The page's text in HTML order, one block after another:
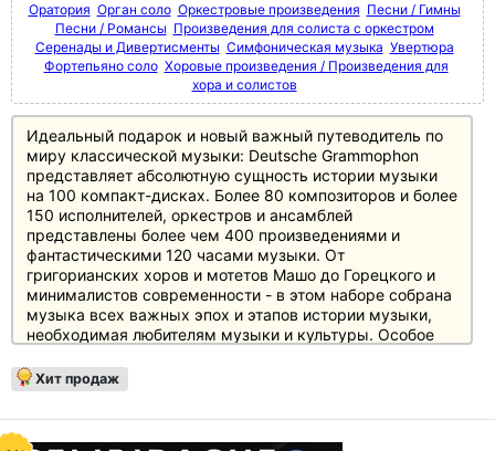
Оратория Орган соло Оркестровые произведения Песни / Гимны
Песни / Романсы Произведения для солиста с оркестром
Серенады и Дивертисменты Симфоническая музыка Увертюра
Фортепьяно соло Хоровые произведения / Произведения для
хора и солистов
Идеальный подарок и новый важный путеводитель по
миру классической музыки: Deutsche Grammophon
представляет абсолютную сущность истории музыки
на 100 компакт-дисках. Более 80 композиторов и более
150 исполнителей, оркестров и ансамблей
представлены более чем 400 произведениями и
фантастическими 120 часами музыки. От
григорианских хоров и мотетов Машо до Горецкого и
минималистов современности - в этом наборе собрана
музыка всех важных эпох и этапов истории музыки,
необходимая любителям музыки и культуры. Особое
классиками и романтиками, а также XX веку, который
представлен в боксе не менее чем 20 дисками.
полноцветный буклет с новым эссе британского автора
Хит продаж